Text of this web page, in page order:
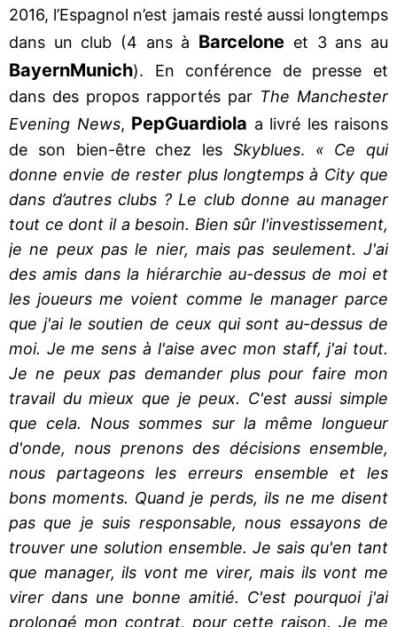
2016, l’Espagnol n’est jamais resté aussi longtemps
dans un club (4 ans à Barcelone et 3 ans au
BayernMunich). En conférence de presse et
dans des propos rapportés par The Manchester
Evening News, PepGuardiola a livré les raisons
de son bien-être chez les Skyblues. « Ce qui
donne envie de rester plus longtemps à City que
dans d’autres clubs ? Le club donne au manager
tout ce dont il a besoin. Bien sûr l'investissement,
je ne peux pas le nier, mais pas seulement. J'ai
des amis dans la hiérarchie au-dessus de moi et
les joueurs me voient comme le manager parce
que j'ai le soutien de ceux qui sont au-dessus de
moi. Je me sens à l'aise avec mon staff, j'ai tout.
Je ne peux pas demander plus pour faire mon
travail du mieux que je peux. C'est aussi simple
que cela. Nous sommes sur la même longueur
d'onde, nous prenons des décisions ensemble,
nous partageons les erreurs ensemble et les
bons moments. Quand je perds, ils ne me disent
pas que je suis responsable, nous essayons de
trouver une solution ensemble. Je sais qu'en tant
que manager, ils vont me virer, mais ils vont me
virer dans une bonne amitié. C'est pourquoi j'ai
prolongé mon contrat, pour cette raison. Je me